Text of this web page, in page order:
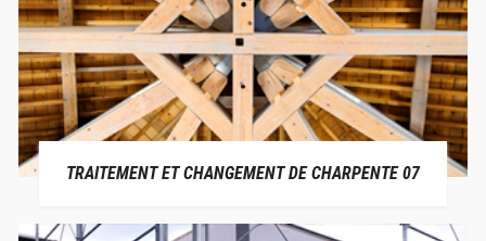
TRAITEMENT ET CHANGEMENT DE CHARPENTE 07